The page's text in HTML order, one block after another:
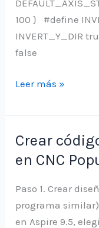
100 } #define
INVERT_Y_DIR
false
Pines
encendido
automático
Leer más »
Crear
en CNC
Paso 1. Crear
programa
en Aspire 9.5,